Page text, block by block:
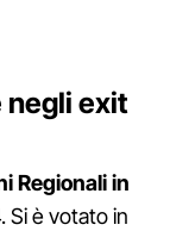
negli exit
Regionali in
Si è votato in